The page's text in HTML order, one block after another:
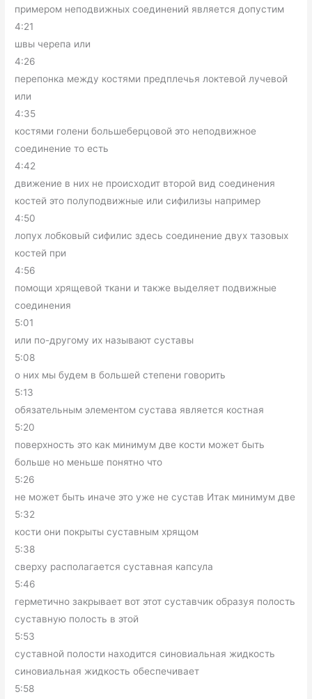
примером неподвижных соединений является допустим
4:21
швы черепа или
4:26
перепонка между костями предплечья локтевой лучевой
или
4:35
костями голени большеберцовой это неподвижное
соединение то есть
4:42
движение в них не происходит второй вид соединения
костей это полуподвижные или сифилизы например
4:50
лопух лобковый сифилис здесь соединение двух тазовых
костей при
4:56
помощи хрящевой ткани и также выделяет подвижные
соединения
5:01
или по-другому их называют суставы
5:08
о них мы будем в большей степени говорить
5:13
обязательным элементом сустава является костная
5:20
поверхность это как минимум две кости может быть
больше но меньше понятно что
5:26
не может быть иначе это уже не сустав Итак минимум две
5:32
кости они покрыты суставным хрящом
5:38
сверху располагается суставная капсула
5:46
герметично закрывает вот этот суставчик образуя полость
суставную полость в этой
5:53
суставной полости находится синовиальная жидкость
синовиальная жидкость обеспечивает
5:58